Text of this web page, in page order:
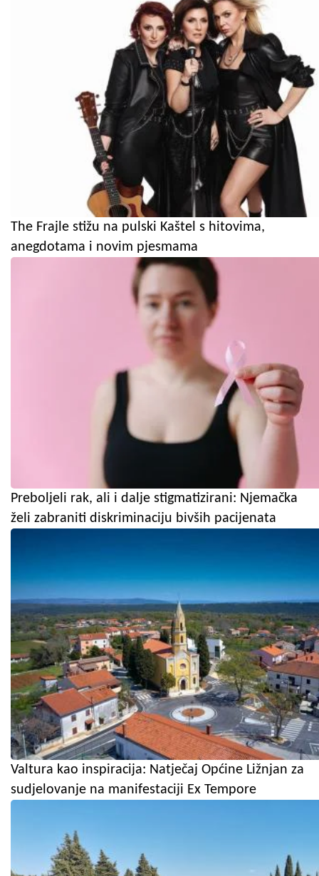
The Frajle stižu na pulski Kaštel s hitovima,
anegdotama i novim pjesmama
Preboljeli rak, ali i dalje stigmatizirani: Njemačka
želi zabraniti diskriminaciju bivših pacijenata
Valtura kao inspiracija: Natječaj Općine Ližnjan za
sudjelovanje na manifestaciji Ex Tempore